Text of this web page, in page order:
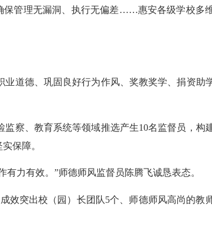
保管理无漏洞、执行无偏差……惠安各级学校多
德、巩固良好行为作风、奖教奖学、捐资助
、教育系统等领域推选产生10名监督员，构
保障。
力有效。”师德师风监督员陈腾飞诚恳表态。
突出校（园）长团队5个、师德师风高尚的教